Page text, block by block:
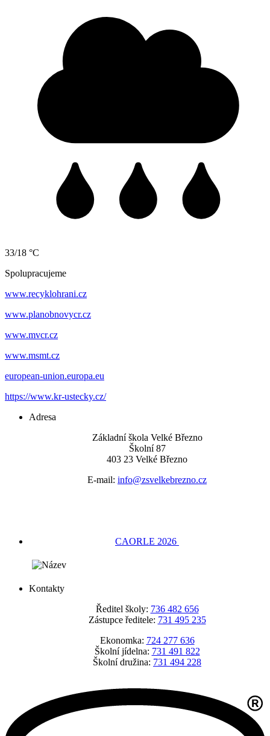
33/18 °C
Spolupracujeme
www.recyklohrani.cz
www.planobnovycr.cz
www.mvcr.cz
www.msmt.cz
european-union.europa.eu
https://www.kr-ustecky.cz/
Adresa
Základní škola Velké Březno
Školní 87
403 23 Velké Březno
E-mail: info@zsvelkebrezno.cz
CAORLE 2026
Kontakty
Ředitel školy: 736 482 656
Zástupce ředitele: 731 495 235
Ekonomka: 724 277 636
Školní jídelna: 731 491 822
Školní družina: 731 494 228